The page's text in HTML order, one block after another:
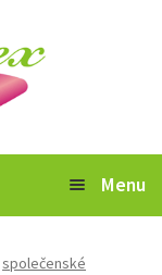
Menu
společenské